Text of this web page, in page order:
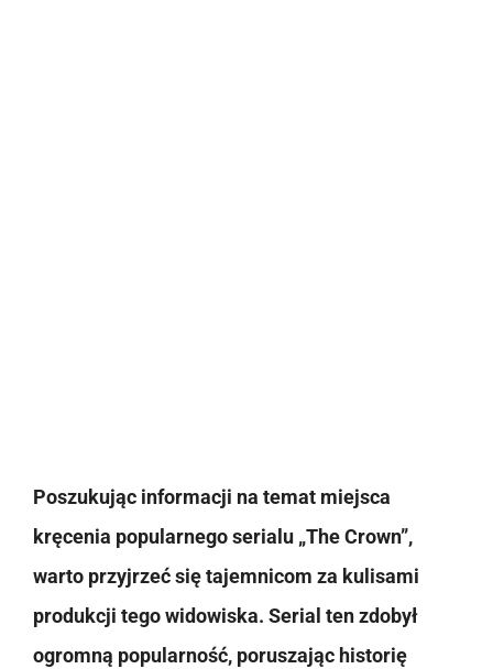
Poszukując informacji na temat miejsca
kręcenia popularnego serialu „The Crown”,
warto przyjrzeć się tajemnicom za kulisami
produkcji tego widowiska. Serial ten zdobył
ogromną popularność, poruszając historię